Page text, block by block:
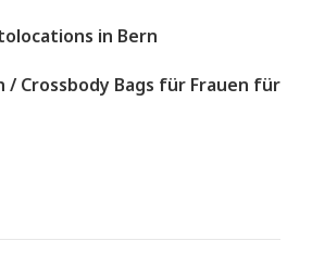
in Bern
/ Crossbody Bags für Frauen für